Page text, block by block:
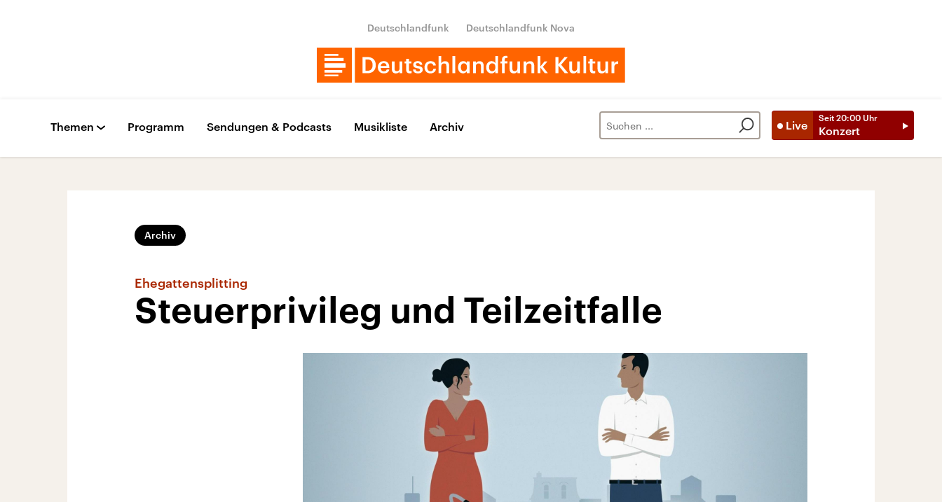
Deutschlandfunk Deutschlandfunk Nova
Live
Seit 20:00 Uhr
Konzert
Themen Programm Sendungen & Podcasts Musikliste Archiv
Archiv
Ehegattensplitting
Steuerprivileg und Teilzeitfalle